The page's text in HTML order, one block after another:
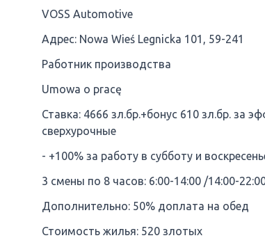
VOSS Automotive
Адрес: Nowa Wieś Legnicka 101, 59-241
Работник производства
Umowa o pracę
Ставка: 4666 зл.бр.+бонус 610 зл.бр. за
сверхурочные
- +100% за работу в субботу и
3 смены по 8 часов: 6:00-14:00 /14:00-
Дополнительно: 50% доплата на обед
Стоимость жилья: 520 злотых